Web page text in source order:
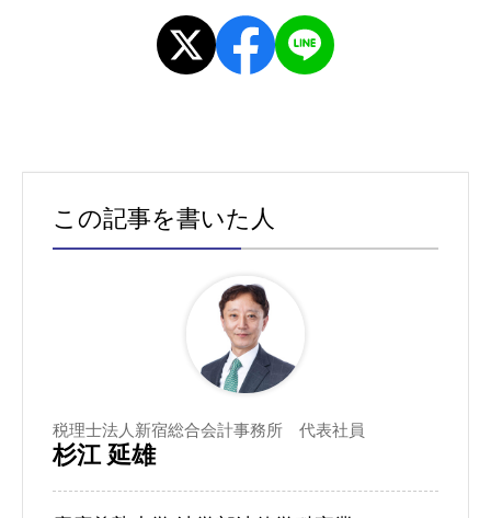
この記事を書いた人
税理士法人新宿総合会計事務所 代表社員
杉江 延雄